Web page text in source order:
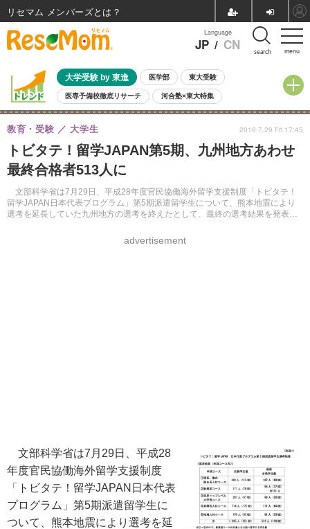
menu
Language
JP / CN search
大学受験 by 東進 医学部 東大受験
医専予備校徹底リサーチ 河合塾×東大特集
親子で考える大学選び 高校受験 中学受験 小学校受験
共通テスト 夏休み
8月開催イベント・WS 全国公立高校 過去問 人気記事
自由研究教材（小学生向け） 自由研究教材（中学生向け）
トビタテ！留学JAPAN第5期、九州地方あわせ
最終合格者513人に
文部科学省は7月29日、平成28年度官民協働海外留学支援制度「トビタテ！
留学JAPAN日本代表プログラム」第5期派遣留学生について、熊本地震により
選考を延長していた九州地方の選考を終えたとして、最終の選考結果を発表し
教育・受験 大学生
advertisement
2016.7.29 Fri 17:45
文部科学省は7月29日、平成28
年度官民協働海外留学支援制度
「トビタテ！留学JAPAN日本代表
プログラム」第5期派遣留学生に
ついて、熊本地震により選考を延
リセマム メンバーズ